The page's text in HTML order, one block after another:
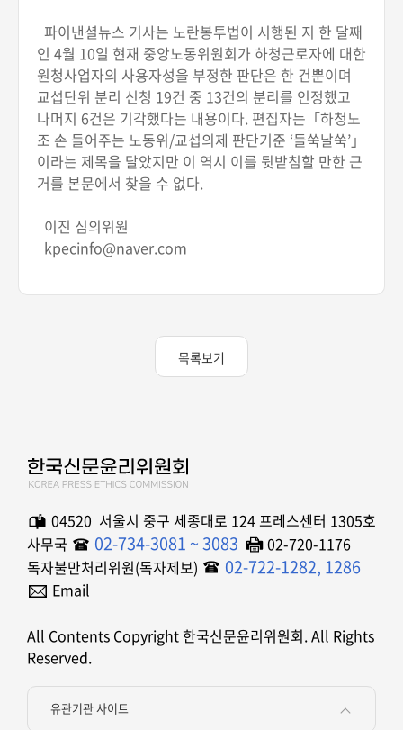
파이낸셜뉴스 기사는 노란봉투법이 시행된 지 한 달째
인 4월 10일 현재 중앙노동위원회가 하청근로자에 대한
원청사업자의 사용자성을 부정한 판단은 한 건뿐이며
교섭단위 분리 신청 19건 중 13건의 분리를 인정했고
나머지 6건은 기각했다는 내용이다. 편집자는「하청노
조 손 들어주는 노동위/교섭의제 판단기준 ‘들쑥날쑥’」
이라는 제목을 달았지만 이 역시 이를 뒷받침할 만한 근
거를 본문에서 찾을 수 없다.
이진 심의위원
kpecinfo@naver.com
목록보기
04520 서울시 중구 세종대로 124 프레스센터 1305호
사무국
02-734-3081 ~ 3083
02-720-1176
독자불만처리위원(독자제보)
02-722-1282, 1286
Email
All Contents Copyright 한국신문윤리위원회. All Rights
Reserved.
유관기관 사이트